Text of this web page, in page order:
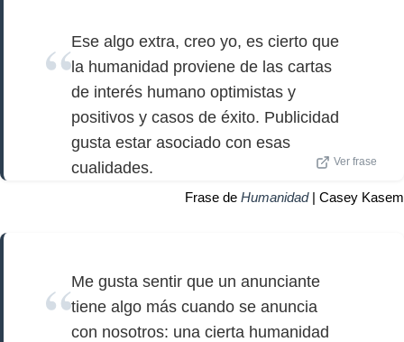
Ese algo extra, creo yo, es cierto que
la humanidad proviene de las cartas
de interés humano optimistas y
positivos y casos de éxito. Publicidad
gusta estar asociado con esas
cualidades.
Ver frase
Frase de Humanidad| Casey Kasem
Me gusta sentir que un anunciante
tiene algo más cuando se anuncia
con nosotros: una cierta humanidad